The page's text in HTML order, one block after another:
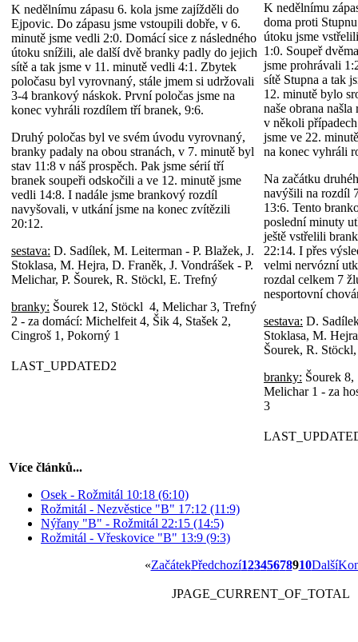
K nedělnímu zápasu 6. kola jsme zajížděli do
Ejpovic. Do zápasu jsme vstoupili dobře, v 6.
minutě jsme vedli 2:0. Domácí sice z následného
útoku snížili, ale další dvě branky padly do jejich
sítě a tak jsme v 11. minutě vedli 4:1. Zbytek
poločasu byl vyrovnaný, stále jmem si udržovali
3-4 brankový náskok. První poločas jsme na
konec vyhráli rozdílem tří branek, 9:6.
Druhý poločas byl ve svém úvodu vyrovnaný,
branky padaly na obou stranách, v 7. minutě byl
stav 11:8 v náš prospěch. Pak jsme sérií tří
branek soupeři odskočili a ve 12. minutě jsme
vedli 14:8. I nadále jsme brankový rozdíl
navyšovali, v utkání jsme na konec zvítězili
20:12.
sestava: D. Sadílek, M. Leiterman - P. Blažek, J.
Stoklasa, M. Hejra, D. Franěk, J. Vondrášek - P.
Melichar, P. Šourek, R. Stöckl, E. Trefný
branky: Šourek 12, Stöckl 4, Melichar 3, Trefný
2 - za domácí: Michelfeit 4, Šik 4, Stašek 2,
Cingroš 1, Pokorný 1
LAST_UPDATED2
K nedělnímu
doma proti
útoku jsme
1:0. Soupeř
jsme prohrávali
sítě Stupna a tak
12. minutě bylo
naše obrana
v několi
jsme ve 22.
na konec vyhráli
Na začátku
navýšili na rozdíl
13:6. Tento
poslední minuty
ještě vstřelili
22:14. I přes
velmi nervózní
rozdal celkem 7
nesportovní
sestava: D.
Stoklasa, M.
Šourek, R.
branky: Šourek
Melichar 1 - za
3
Více článků...
Osek - Rožmitál 10:18 (6:10)
Rožmitál - Nezvěstice "B" 17:12 (11:9)
Nýřany "B" - Rožmitál 22:15 (14:5)
Rožmitál - Vřeskovice "B" 13:9 (9:3)
«ZačátekPředchozí12345678910Další
JPAGE_CURRENT_OF_TOTAL